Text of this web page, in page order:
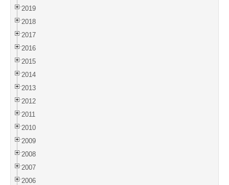
2019
2018
2017
2016
2015
2014
2013
2012
2011
2010
2009
2008
2007
2006